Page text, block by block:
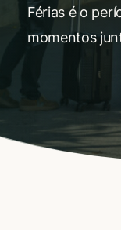
Férias é o
momentos